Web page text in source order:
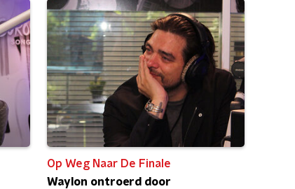
Op Weg Naar De Finale
Waylon ontroerd door